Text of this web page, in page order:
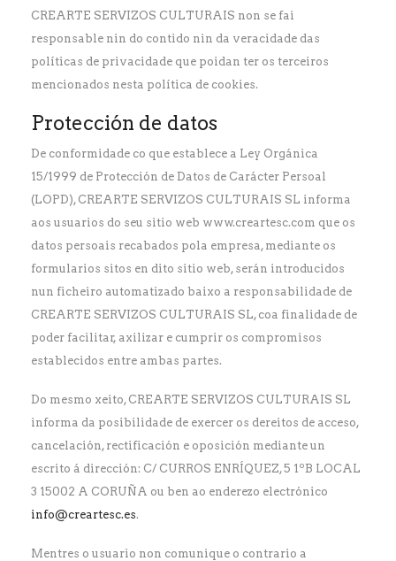
CREARTE SERVIZOS CULTURAIS non se fai
responsable nin do contido nin da veracidade das
políticas de privacidade que poidan ter os terceiros
mencionados nesta política de cookies.
Protección de datos
De conformidade co que establece a Ley Orgánica
15/1999 de Protección de Datos de Carácter Persoal
(LOPD), CREARTE SERVIZOS CULTURAIS SL informa
aos usuarios do seu sitio web www.creartesc.com que os
datos persoais recabados pola empresa, mediante os
formularios sitos en dito sitio web, serán introducidos
nun ficheiro automatizado baixo a responsabilidade de
CREARTE SERVIZOS CULTURAIS SL, coa finalidade de
poder facilitar, axilizar e cumprir os compromisos
establecidos entre ambas partes.
Do mesmo xeito, CREARTE SERVIZOS CULTURAIS SL
informa da posibilidade de exercer os dereitos de acceso,
cancelación, rectificación e oposición mediante un
escrito á dirección: C/ CURROS ENRÍQUEZ, 5 1ºB LOCAL
3 15002 A CORUÑA ou ben ao enderezo electrónico
info@creartesc.es.
Mentres o usuario non comunique o contrario a